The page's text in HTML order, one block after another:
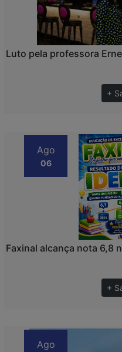
Luto pela professora
+
Ago
06
Faxinal alcança nota 6,8
+
Ago